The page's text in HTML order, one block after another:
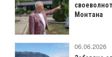
Монтана
06.06.2026